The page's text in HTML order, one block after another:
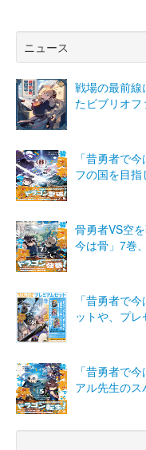
ニュース
戦場の最前線
たビブリオ
「昔勇者で
フの国を目
骨勇者VS空
今は骨」7巻
「昔勇者で
ットや、プ
「昔勇者で
アル先生の